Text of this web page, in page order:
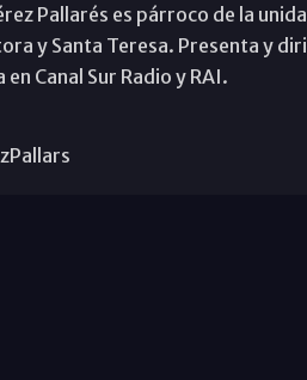
Pallarés es párroco de la
y Santa Teresa. Presenta y
en Canal Sur Radio y RAI.